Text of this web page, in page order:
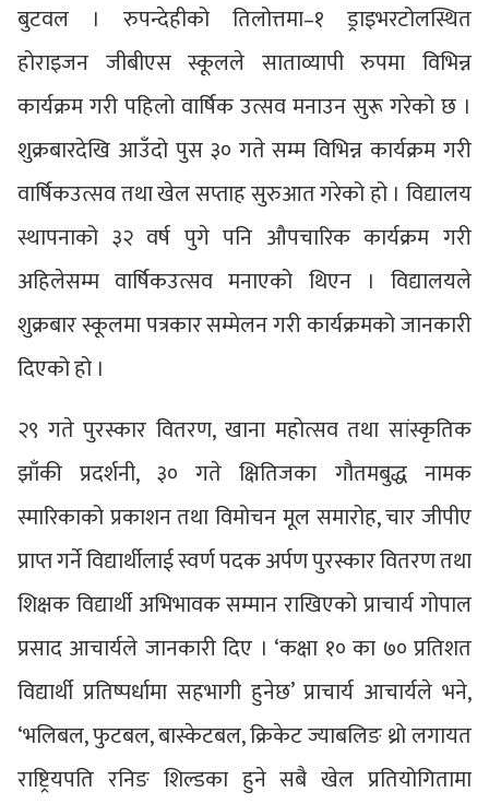
बुटवल । रुपन्देहीको तिलोत्तमा–१ ड्राइभरटोलस्थित
होराइजन जीबीएस स्कूलले साताव्यापी रुपमा विभिन्न
कार्यक्रम गरी पहिलो वार्षिक उत्सव मनाउन सुरू गरेको छ ।
शुक्रबारदेखि आउँदो पुस ३० गते सम्म विभिन्न कार्यक्रम गरी
वार्षिकउत्सव तथा खेल सप्ताह सुरुआत गरेको हो । विद्यालय
स्थापनाको ३२ वर्ष पुगे पनि औपचारिक कार्यक्रम गरी
अहिलेसम्म वार्षिकउत्सव मनाएको थिएन । विद्यालयले
शुक्रबार स्कूलमा पत्रकार सम्मेलन गरी कार्यक्रमको जानकारी
दिएको हो ।
२९ गते पुरस्कार वितरण, खाना महोत्सव तथा सांस्कृतिक
झाँकी प्रदर्शनी, ३० गते क्षितिजका गौतमबुद्ध नामक
स्मारिकाको प्रकाशन तथा विमोचन मूल समारोह, चार जीपीए
प्राप्त गर्ने विद्यार्थीलाई स्वर्ण पदक अर्पण पुरस्कार वितरण तथा
शिक्षक विद्यार्थी अभिभावक सम्मान राखिएको प्राचार्य गोपाल
प्रसाद आचार्यले जानकारी दिए । ‘कक्षा १० का ७० प्रतिशत
विद्यार्थी प्रतिष्पर्धामा सहभागी हुनेछ’ प्राचार्य आचार्यले भने,
‘भलिबल, फुटबल, बास्केटबल, क्रिकेट ज्याबलिङ थ्रो लगायत
राष्ट्रियपति रनिङ शिल्डका हुने सबै खेल प्रतियोगितामा